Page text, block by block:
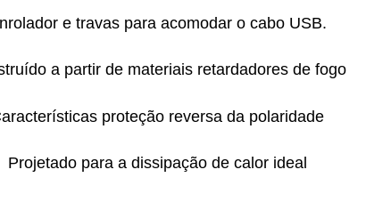
e travas para acomodar o cabo USB.
a partir de materiais retardadores de fogo
proteção reversa da polaridade
Projetado para a dissipação de calor ideal